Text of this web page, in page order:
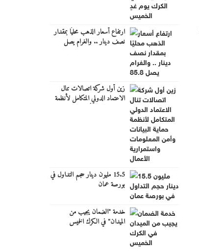
ارتفاع أسعار الذهب محليًا بمقدار
نصف دينار .. والغرام يصل
زين أول شركة اتصالات تنال
الاعتماد الدولي المتكامل لأنظمة
15.5 مليون دينار حجم التداول في
بورصة عمان
خدمة "الضمان يجيب من
الميدان" في الكرك الخميس